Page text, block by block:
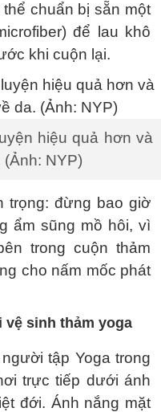
chuẩn bị sẵn một
để lau khô
khi cuộn lại.
hiệu quả hơn và
NYP)
trọng: đừng bao giờ
ẩm sũng mồ hôi, vì
trong cuộn thảm
cho nấm mốc phát
vệ sinh thảm yoga
tập Yoga trong
trực tiếp dưới ánh
đới. Ánh nắng mặt